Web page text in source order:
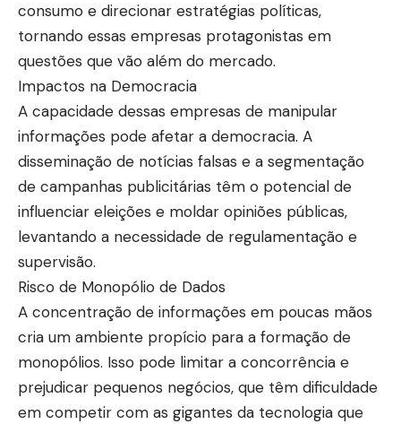
consumo e direcionar estratégias políticas,
tornando essas empresas protagonistas em
questões que vão além do mercado.
Impactos na Democracia
A capacidade dessas empresas de manipular
informações pode afetar a democracia. A
disseminação de notícias falsas e a segmentação
de campanhas publicitárias têm o potencial de
influenciar eleições e moldar opiniões públicas,
levantando a necessidade de regulamentação e
supervisão.
Risco de Monopólio de Dados
A concentração de informações em poucas mãos
cria um ambiente propício para a formação de
monopólios. Isso pode limitar a concorrência e
prejudicar pequenos negócios, que têm dificuldade
em competir com as gigantes da tecnologia que